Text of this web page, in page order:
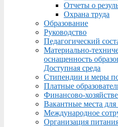
Отчеты о
Охрана труда
Образование
Руководство
Педагогический
Материально-
оснащенность
Доступная среда
Стипендии и меры
Платные
Финансово-
Вакантные места
Международное
Организация